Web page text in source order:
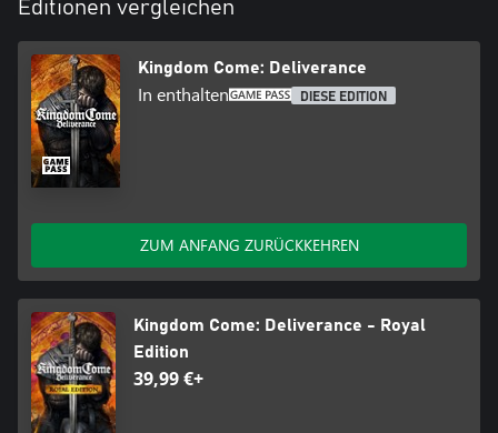
Editionen vergleichen
Kingdom Come: Deliverance
In enthalten DIESE EDITION
ZUM ANFANG ZURÜCKKEHREN
Kingdom Come: Deliverance - Royal
Edition
39,99 €+